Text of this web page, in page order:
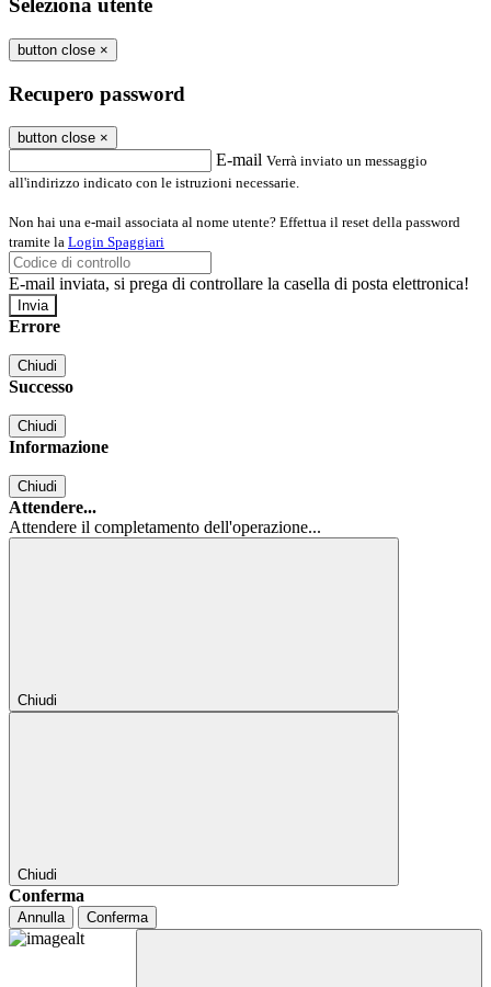
Seleziona utente
button close ×
Recupero password
button close ×
E-mail Verrà inviato un messaggio
all'indirizzo indicato con le istruzioni necessarie.
Non hai una e-mail associata al nome utente? Effettua il reset della password
tramite la Login Spaggiari
E-mail inviata, si prega di controllare la casella di posta elettronica!
Errore
Chiudi
Successo
Chiudi
Informazione
Chiudi
Attendere...
Attendere il completamento dell'operazione...
Chiudi
Chiudi
Conferma
Annulla Conferma